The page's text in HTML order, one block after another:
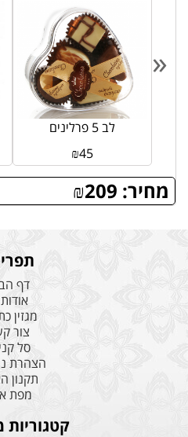
מחיר: ₪209
לב 5 פרלינים
₪45
«
דף
מגזין
צור
סל
הצהרת
תקנון
מפת
קטגוריות